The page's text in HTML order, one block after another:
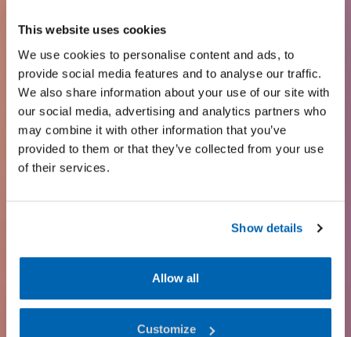
This website uses cookies
We use cookies to personalise content and ads, to
provide social media features and to analyse our traffic.
We also share information about your use of our site with
our social media, advertising and analytics partners who
may combine it with other information that you’ve
provided to them or that they’ve collected from your use
of their services.
Show details
Allow all
Customize